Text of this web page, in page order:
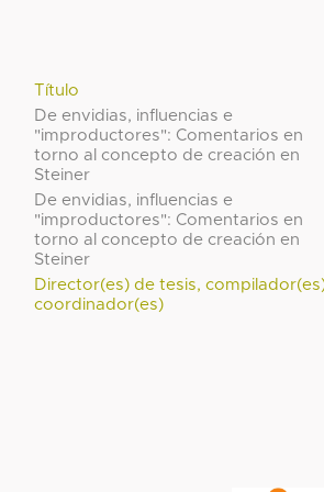
Título
De envidias, influencias e
"improductores": Comentarios en
torno al concepto de creación en
Steiner
De envidias, influencias e
"improductores": Comentarios en
torno al concepto de creación en
Steiner
Director(es) de tesis,
coordinador(es)